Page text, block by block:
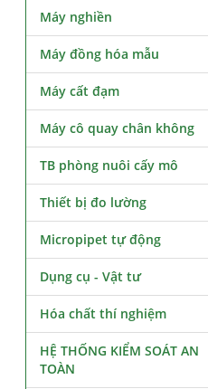
Máy nghiền
Máy đồng hóa mẫu
Máy cất đạm
Máy cô quay chân không
TB phòng nuôi cấy mô
Thiết bị đo lường
Micropipet tự động
Dụng cụ - Vật tư
Hóa chất thí nghiệm
HỆ THỐNG KIỂM SOÁT AN
TOÀN